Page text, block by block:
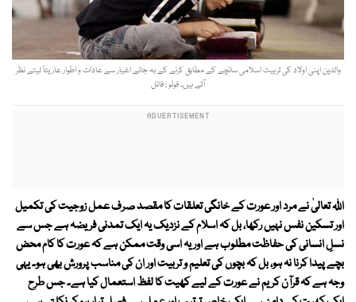
والدین اپنی اولاد کی تربیت اسلامی سانچے کے مطابق کرنے کے بہ جائے اغیار سے عادات و اطوار عاریتاً لیتے نظر
آتے ہیں۔ فوٹو : فائل
اللہ تعالیٰ نے مرد اور عورت کے خانگی تعلقات کا مقصد صرف عمل زوجیت کی تکمیل
اور تسکین نفس نہیں رکھا، بل کہ اسلام کے نزدیک یہ ایک تمدنی فریضہ ہے جس سے
نسلِ انسانی کی حفاظت مطلوب ہے اور یہ اسی وقت ممکن ہے کہ عورت کا کام محض
بچے پیدا کرنا نہ ہو، بل کہ بچوں کی تعلیم و تربیت اور ان کی مناسب پرورش بھی ہو۔ یہی
وجہ ہے کہ قرآن کریم نے عورت کے لیے کھیت کا لفظ استعمال کیا ہے۔ جس طرح